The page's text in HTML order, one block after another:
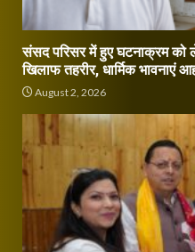
संसद परिसर में हुए घटनाक्रम को
खिलाफ तहरीर, धार्मिक भावनाएं
August 2, 2026